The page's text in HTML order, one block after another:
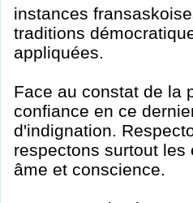
instances
traditions
appliquées.
Face au constat de la
confiance en ce
d'indignation.
respectons surtout
âme et conscience.